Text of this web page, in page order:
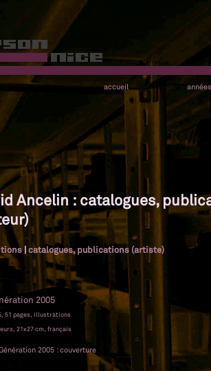
accueil années
Ancelin : catalogues,
|catalogues, publications (artiste)
2005
51 pages, illustrations
21x27 cm, français